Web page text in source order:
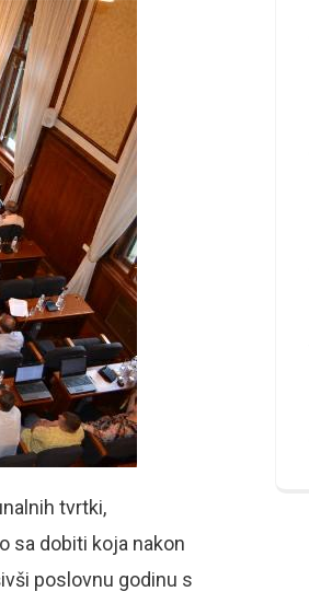
tvrtki,
sa dobiti koja nakon
poslovnu godinu s